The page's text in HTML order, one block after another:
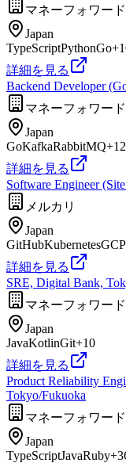
マネーフォワード
Japan
TypeScriptPythonGo+
詳細を見る
Backend Developer
マネーフォワード
Japan
GoKafkaRabbitMQ+12
詳細を見る
Software Engineer
メルカリ
Japan
GitHubKubernetesGCP
詳細を見る
SRE, Digital Bank,
マネーフォワード
Japan
JavaKotlinGit+10
詳細を見る
Product Reliability
Tokyo/Fukuoka
マネーフォワード
Japan
TypeScriptJavaRuby+